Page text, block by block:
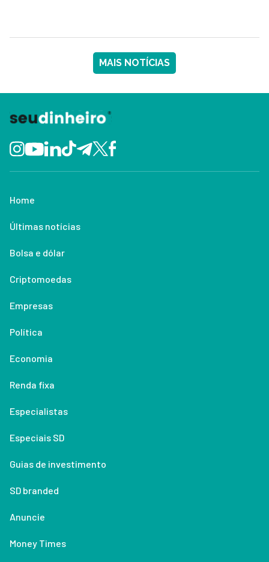
MAIS NOTÍCIAS
Home
Últimas notícias
Bolsa e dólar
Criptomoedas
Empresas
Política
Economia
Renda fixa
Especialistas
Especiais SD
Guias de investimento
SD branded
Anuncie
Money Times